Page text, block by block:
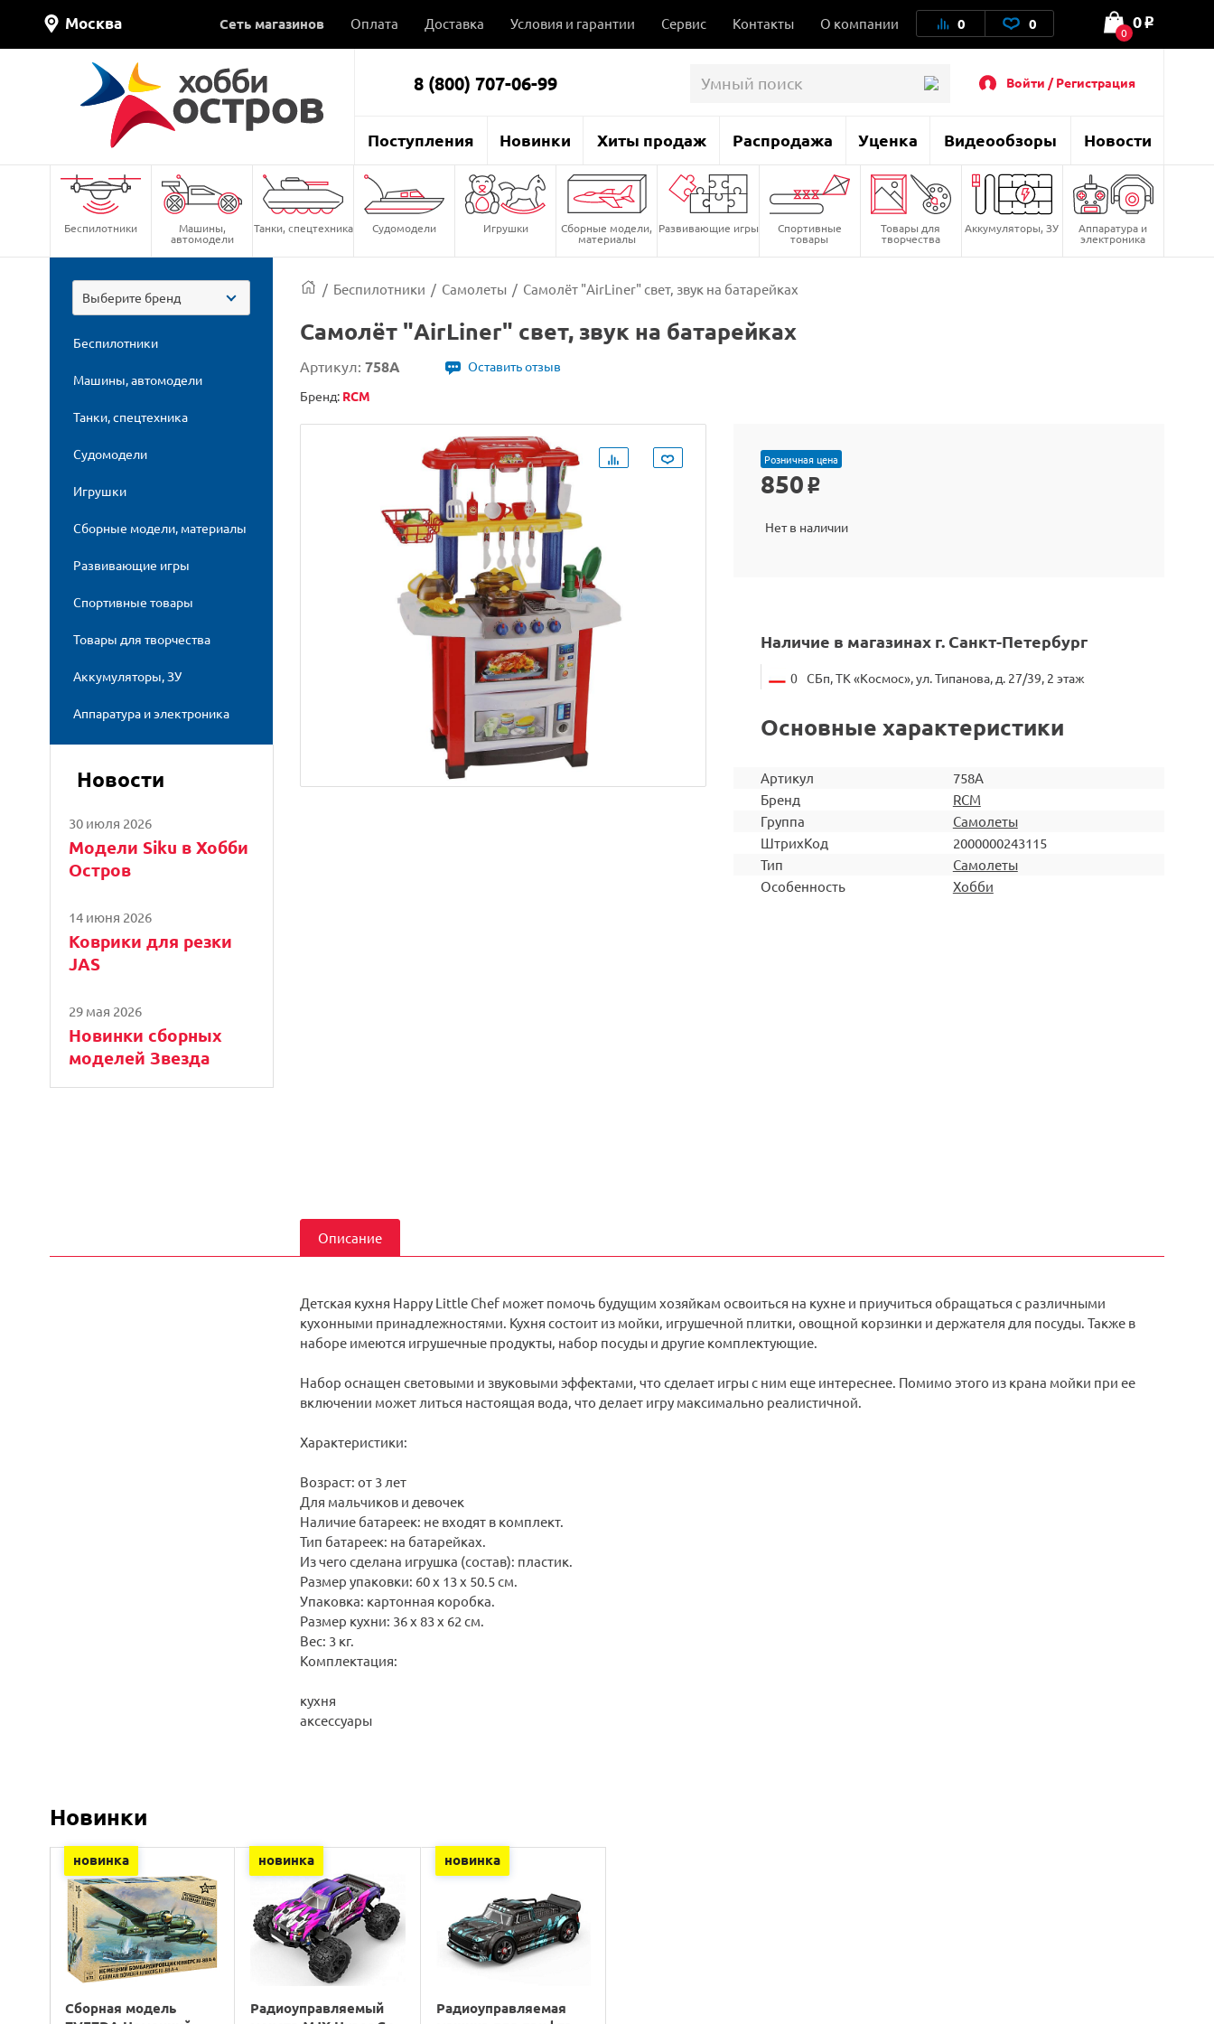
Москва Сеть магазинов Оплата Доставка Условия и гарантии Сервис Контакты О компании 0 0 0
0 o
8 (800) 707-06-99 Войти / Регистрация
Поступления Новинки Хиты продаж Распродажа Уценка Видеообзоры Новости
Беспилотники Машины,
автомодели
Танки, спецтехника Судомодели Игрушки Сборные модели,
материалы
Развивающие игры Спортивные
товары
Товары для
творчества
Аккумуляторы, ЗУ Аппаратура и
электроника
Выберите бренд
Беспилотники
Машины, автомодели
Танки, спецтехника
Судомодели
Игрушки
Сборные модели, материалы
Развивающие игры
Спортивные товары
Товары для творчества
Аккумуляторы, ЗУ
Аппаратура и электроника
Новости
30 июля 2026
Модели Siku в Хобби
Остров
14 июня 2026
Коврики для резки
JAS
29 мая 2026
Новинки сборных
моделей Звезда
/ Беспилотники / Самолеты / Самолёт "AirLiner" свет, звук на батарейках
Самолёт "AirLiner" свет, звук на батарейках
Артикул: 758A
Оставить отзыв
Бренд: RCM
Розничная цена
850 o
Нет в наличии
Наличие в магазинах г. Санкт-Петербург
0 СБп, ТК «Космос», ул. Типанова, д. 27/39, 2 этаж
Основные характеристики
Артикул
758A
Бренд
RCM
Группа
Самолеты
ШтрихКод
2000000243115
Тип
Самолеты
Особенность
Хобби
Описание
Детская кухня Happy Little Chef может помочь будущим хозяйкам освоиться на кухне и приучиться обращаться с различными
кухонными принадлежностями. Кухня состоит из мойки, игрушечной плитки, овощной корзинки и держателя для посуды. Также в
наборе имеются игрушечные продукты, набор посуды и другие комплектующие.
Набор оснащен световыми и звуковыми эффектами, что сделает игры с ним еще интереснее. Помимо этого из крана мойки при ее
включении может литься настоящая вода, что делает игру максимально реалистичной.
Характеристики:
Возраст: от 3 лет
Для мальчиков и девочек
Наличие батареек: не входят в комплект.
Тип батареек: на батарейках.
Из чего сделана игрушка (состав): пластик.
Размер упаковки: 60 х 13 х 50.5 см.
Упаковка: картонная коробка.
Размер кухни: 36 х 83 х 62 см.
Вес: 3 кг.
Комплектация:
кухня
аксессуары
Новинки
новинка
Сборная модель
новинка
Радиоуправляемый
новинка
Радиоуправляемая